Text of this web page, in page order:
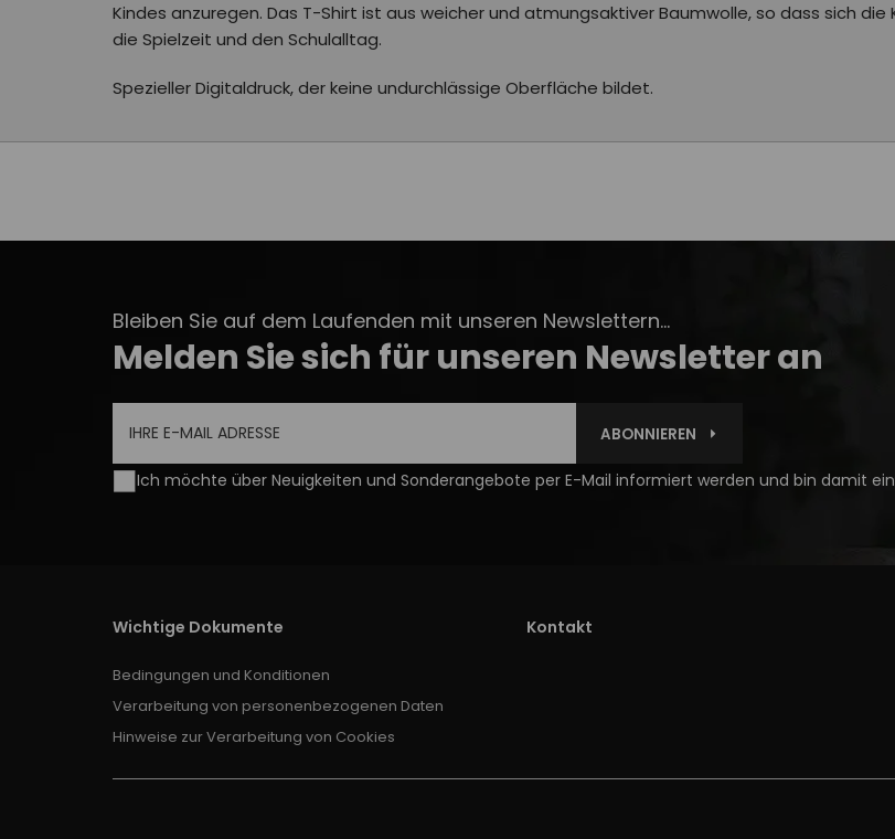
Kindes anzuregen. Das T-Shirt ist aus weicher und atmungsaktiver Baumwolle, so dass sich
die Spielzeit und den Schulalltag.
Spezieller Digitaldruck, der keine undurchlässige Oberfläche bildet.
Bleiben Sie auf dem Laufenden mit unseren Newslettern...
Melden Sie sich für unseren Newsletter an
ABONNIEREN
Ich möchte über Neuigkeiten und Sonderangebote per E-Mail informiert werden und bin damit
Wichtige Dokumente
Bedingungen und Konditionen
Verarbeitung von personenbezogenen Daten
Hinweise zur Verarbeitung von Cookies
Kontakt